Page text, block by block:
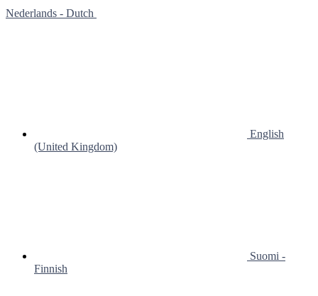
Nederlands - Dutch
English
(United Kingdom)
Suomi -
Finnish